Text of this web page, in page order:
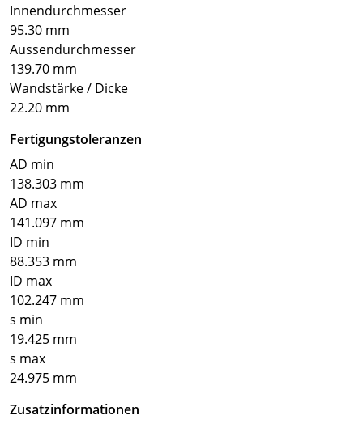
Innendurchmesser
95.30 mm
Aussendurchmesser
139.70 mm
Wandstärke / Dicke
22.20 mm
Fertigungstoleranzen
AD min
138.303 mm
AD max
141.097 mm
ID min
88.353 mm
ID max
102.247 mm
s min
19.425 mm
s max
24.975 mm
Zusatzinformationen